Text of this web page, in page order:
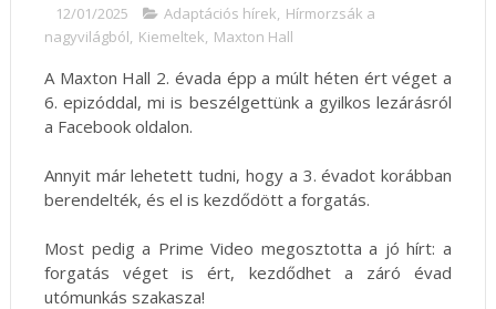
12/01/2025 Adaptációs hírek, Hírmorzsák a
nagyvilágból, Kiemeltek, Maxton Hall
A Maxton Hall 2. évada épp a múlt héten ért véget a
6. epizóddal, mi is beszélgettünk a gyilkos lezárásról
a Facebook oldalon.
Annyit már lehetett tudni, hogy a 3. évadot korábban
berendelték, és el is kezdődött a forgatás.
Most pedig a Prime Video megosztotta a jó hírt: a
forgatás véget is ért, kezdődhet a záró évad
utómunkás szakasza!